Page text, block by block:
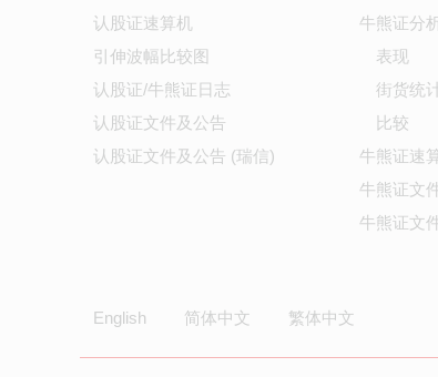
认股证速算机
引伸波幅比较图
认股证/牛熊证日志
认股证文件及公告
认股证文件及公告 (瑞信)
牛熊证分
表现
街货统
比较
牛熊证速
牛熊证文
牛熊证文
English 简体中文 繁体中文